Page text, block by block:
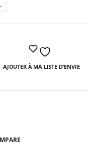
AJOUTER À MA LISTE D'ENVIE